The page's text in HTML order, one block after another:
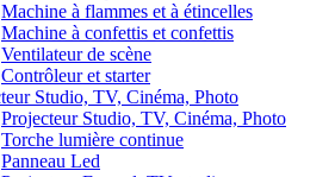
Machine à flammes et à étincelles
Machine à confettis et confettis
Ventilateur de scène
Contrôleur et starter
Studio, TV, Cinéma, Photo
Projecteur Studio, TV, Cinéma, Photo
Torche lumière continue
Panneau Led